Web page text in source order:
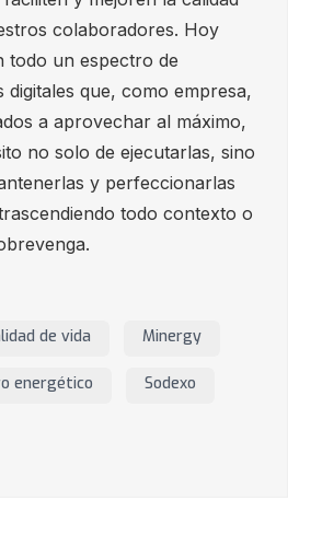
colaboradores. Hoy
todo un espectro de
digitales que, como empresa,
a aprovechar al máximo,
no solo de ejecutarlas, sino
y perfeccionarlas
todo contexto o
de vida Minergy
energético Sodexo